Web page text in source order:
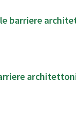
barriere